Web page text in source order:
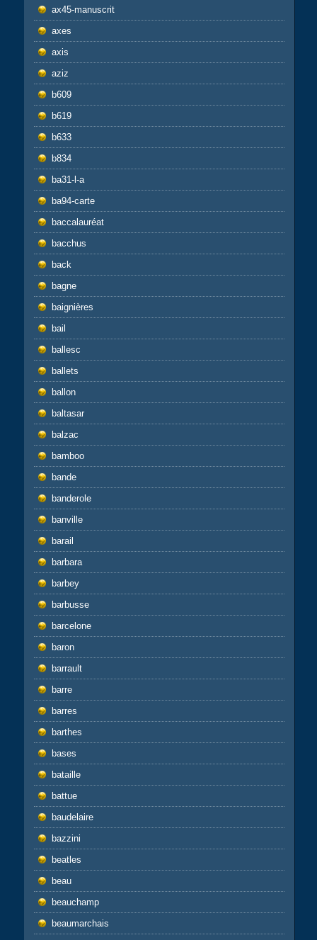
ax45-manuscrit
axes
axis
aziz
b609
b619
b633
b834
ba31-l-a
ba94-carte
baccalauréat
bacchus
back
bagne
baignières
bail
ballesc
ballets
ballon
baltasar
balzac
bamboo
bande
banderole
banville
barail
barbara
barbey
barbusse
barcelone
baron
barrault
barre
barres
barthes
bases
bataille
battue
baudelaire
bazzini
beatles
beau
beauchamp
beaumarchais